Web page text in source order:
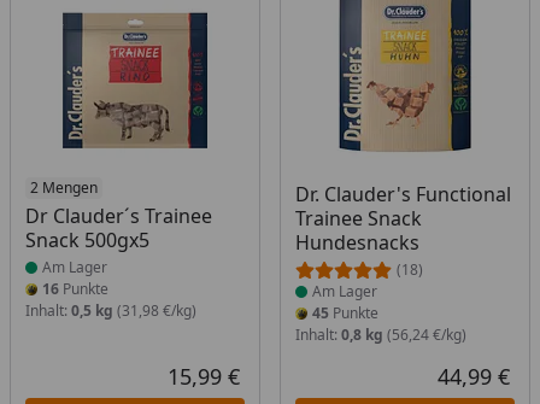
2 Mengen
Dr Clauder´s Trainee
Snack 500gx5
Produkt am Lager
Am Lager
16 Punkte
Inhalt: 0,5 kg (31,98 €/kg)
Aktueller Preis
15,99 €
Dr. Clauder's Functional
Trainee Snack
Hundesnacks
(18)
Produkt am Lager
Am Lager
45 Punkte
Inhalt: 0,8 kg (56,24 €/kg)
44,99 €